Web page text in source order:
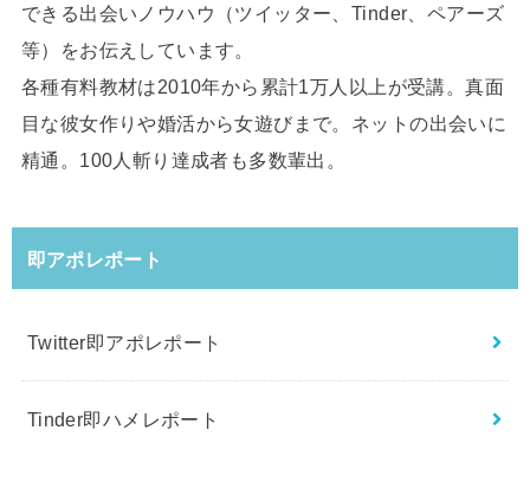
できる出会いノウハウ（ツイッター、Tinder、ペアーズ
等）をお伝えしています。
各種有料教材は2010年から累計1万人以上が受講。真面
目な彼女作りや婚活から女遊びまで。ネットの出会いに
精通。100人斬り達成者も多数輩出。
即アポレポート
Twitter即アポレポート
Tinder即ハメレポート